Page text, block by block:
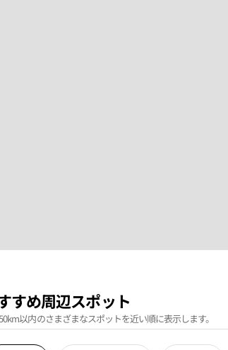
すめ周辺スポット
以内のさまざまなスポットを近い順に表示します。